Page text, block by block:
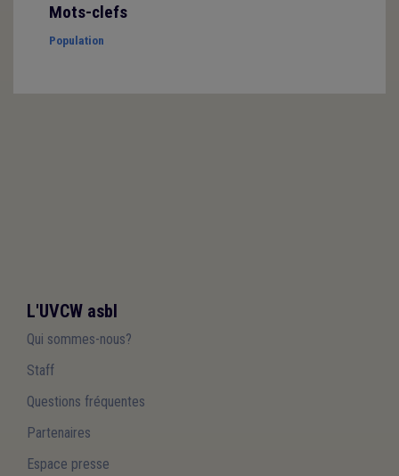
Mots-clefs
Population
L'UVCW asbl
Qui sommes-nous?
Staff
Questions fréquentes
Partenaires
Espace presse